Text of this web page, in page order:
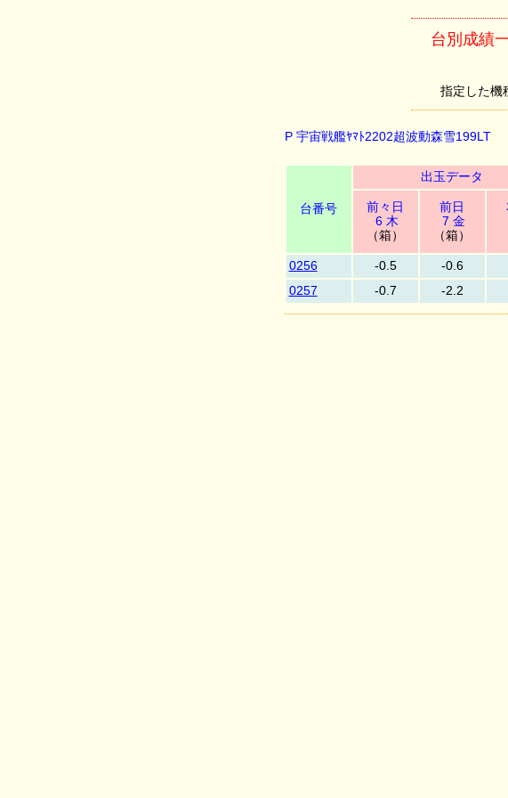
台別成績
指定した機
P 宇宙戦艦ﾔﾏﾄ2202超波動森雪199LT
台番号
出玉データ
前々日
6 木
（箱）
前日
7 金
（箱）
0256
-0.5 -0.6
0257
-0.7 -2.2